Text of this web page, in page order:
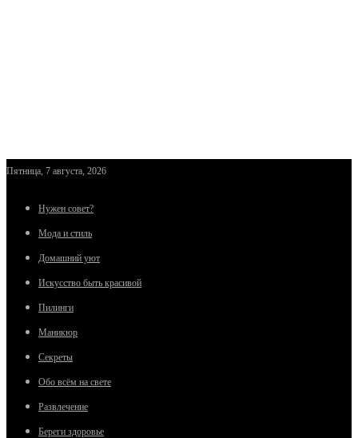
Пятница, 7 августа, 2026
Нужен совет?
Мода и стиль
Домашний уют
Искусство быть красивой
Пилинги
Маникюр
Секреты
Обо всём на свете
Развлечение
Береги здоровье